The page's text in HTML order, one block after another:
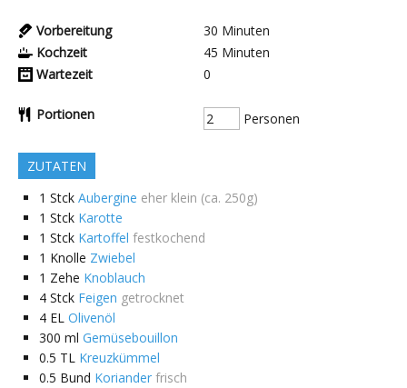
Vorbereitung 30 Minuten
Kochzeit
45 Minuten
Wartezeit
0
Portionen Personen
ZUTATEN
1 Stck Aubergine eher klein (ca. 250g)
1 Stck Karotte
1 Stck Kartoffel festkochend
1 Knolle Zwiebel
1 Zehe Knoblauch
4 Stck Feigen getrocknet
4 EL Olivenöl
300 ml Gemüsebouillon
0.5 TL Kreuzkümmel
0.5 Bund Koriander frisch